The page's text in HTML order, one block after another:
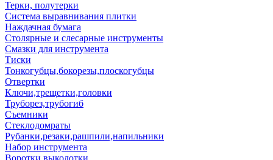
Терки, полутерки
Система выравнивания плитки
Наждачная бумага
Столярные и слесарные инструменты
Смазки для инструмента
Тиски
Тонкогубцы,бокорезы,плоскогубцы
Отвертки
Ключи,трещетки,головки
Труборез,трубогиб
Съемники
Стеклодомраты
Рубанки,резаки,рашпили,напильники
Набор инструмента
Воротки,выколотки